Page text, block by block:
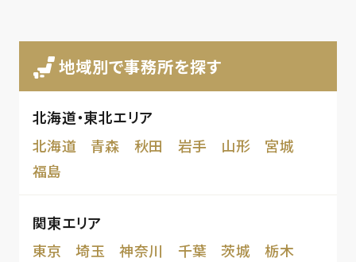
地域別で事務所を探す
北海道・東北エリア
北海道
青森 秋田 岩手 山形
宮城
福島
関東エリア
東京
埼玉 神奈川 千葉 茨城
栃木